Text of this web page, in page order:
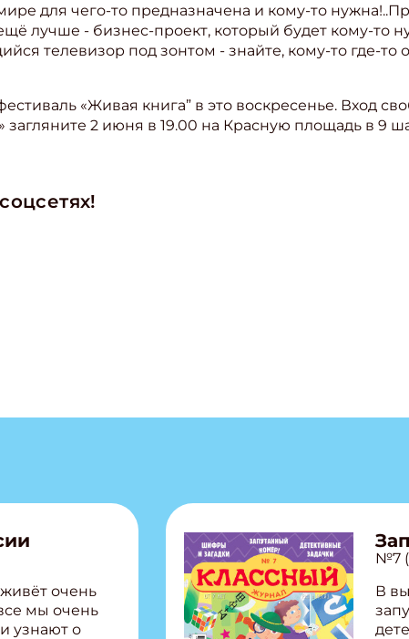
для чего-то предназначена и кому-то
лучше - бизнес-проект, который будет кому-то
телевизор под зонтом - знайте, кому-то где-то
«Живая книга” в это воскресенье. Вход
загляните 2 июня в 19.00 на Красную площадь в 9
очень
мы очень
узнают о
№7
В
"Классный журнал" в подарок!
Email